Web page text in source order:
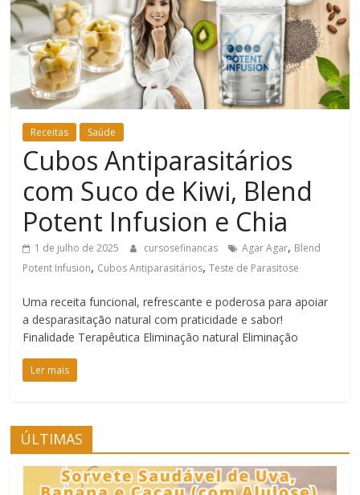
Estar
Receitas Saúde
Cubos Antiparasitários
com Suco de Kiwi, Blend
Potent Infusion e Chia
1 de julho de 2025 cursosefinancas Agar Agar, Blend
Potent Infusion, Cubos Antiparasitários,Teste de Parasitose
Uma receita funcional, refrescante e poderosa para apoiar
a desparasitação natural com praticidade e sabor!
Finalidade Terapêutica Eliminação natural Eliminação
Ler mais
ÚLTIMAS